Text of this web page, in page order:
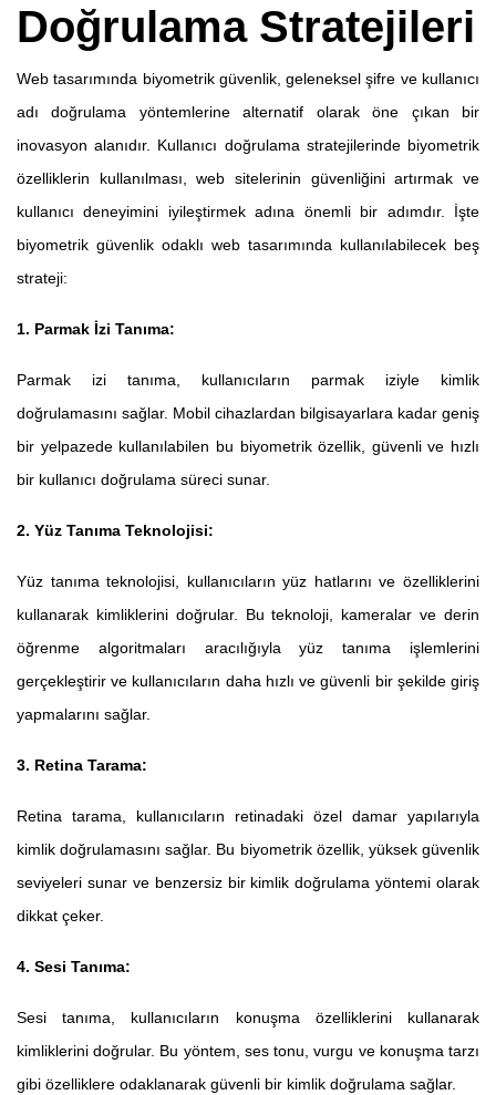
Doğrulama Stratejileri
Web tasarımında biyometrik güvenlik, geleneksel şifre ve kullanıcı
adı doğrulama yöntemlerine alternatif olarak öne çıkan bir
inovasyon alanıdır. Kullanıcı doğrulama stratejilerinde biyometrik
özelliklerin kullanılması, web sitelerinin güvenliğini artırmak ve
kullanıcı deneyimini iyileştirmek adına önemli bir adımdır. İşte
biyometrik güvenlik odaklı web tasarımında kullanılabilecek beş
strateji:
1. Parmak İzi Tanıma:
Parmak izi tanıma, kullanıcıların parmak iziyle kimlik
doğrulamasını sağlar. Mobil cihazlardan bilgisayarlara kadar geniş
bir yelpazede kullanılabilen bu biyometrik özellik, güvenli ve hızlı
bir kullanıcı doğrulama süreci sunar.
2. Yüz Tanıma Teknolojisi:
Yüz tanıma teknolojisi, kullanıcıların yüz hatlarını ve özelliklerini
kullanarak kimliklerini doğrular. Bu teknoloji, kameralar ve derin
öğrenme algoritmaları aracılığıyla yüz tanıma işlemlerini
gerçekleştirir ve kullanıcıların daha hızlı ve güvenli bir şekilde giriş
yapmalarını sağlar.
3. Retina Tarama:
Retina tarama, kullanıcıların retinadaki özel damar yapılarıyla
kimlik doğrulamasını sağlar. Bu biyometrik özellik, yüksek güvenlik
seviyeleri sunar ve benzersiz bir kimlik doğrulama yöntemi olarak
dikkat çeker.
4. Sesi Tanıma:
Sesi tanıma, kullanıcıların konuşma özelliklerini kullanarak
kimliklerini doğrular. Bu yöntem, ses tonu, vurgu ve konuşma tarzı
gibi özelliklere odaklanarak güvenli bir kimlik doğrulama sağlar.